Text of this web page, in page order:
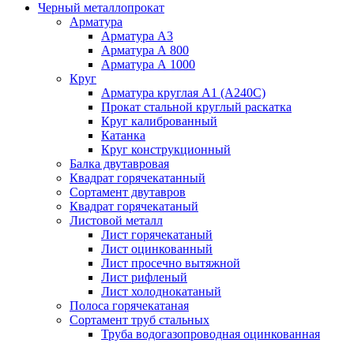
Черный металлопрокат
Арматура
Арматура А3
Арматура А 800
Арматура А 1000
Круг
Арматура круглая А1 (А240C)
Прокат стальной круглый раскатка
Круг калиброванный
Катанка
Круг конструкционный
Балка двутавровая
Квадрат горячекатанный
Сортамент двутавров
Квадрат горячекатаный
Листовой металл
Лист горячекатаный
Лист оцинкованный
Лист просечно вытяжной
Лист рифленый
Лист холоднокатаный
Полоса горячекатаная
Сортамент труб стальных
Труба водогазопроводная оцинкованная